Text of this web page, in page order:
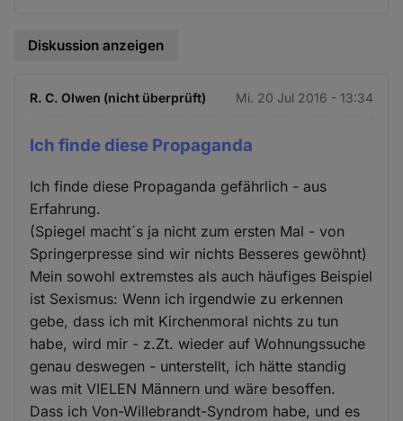
Diskussion anzeigen
R. C. Olwen (nicht überprüft) Mi. 20 Jul 2016 - 13:34
Ich finde diese Propaganda
Ich finde diese Propaganda gefährlich - aus
Erfahrung.
(Spiegel macht´s ja nicht zum ersten Mal - von
Springerpresse sind wir nichts Besseres gewöhnt)
Mein sowohl extremstes als auch häufiges Beispiel
ist Sexismus: Wenn ich irgendwie zu erkennen
gebe, dass ich mit Kirchenmoral nichts zu tun
habe, wird mir - z.Zt. wieder auf Wohnungssuche
genau deswegen - unterstellt, ich hätte standig
was mit VIELEN Männern und wäre besoffen.
Dass ich Von-Willebrandt-Syndrom habe, und es